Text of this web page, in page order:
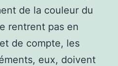
de la couleur du
rentrent pas en
de compte, les
eux, doivent